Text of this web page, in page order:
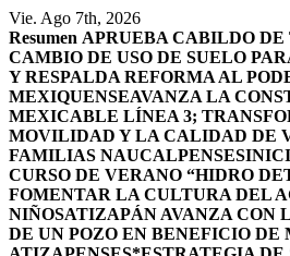
Saltar
al
contenido
Vie. Ago 7th, 2026
Resumen APRUEBA CABILDO
CAMBIO DE USO DE SUELO
Y RESPALDA REFORMA AL
MEXIQUENSEAVANZA LA
MEXICABLE LÍNEA 3;
MOVILIDAD Y LA CALIDAD DE
FAMILIAS NAUCALPENSES
CURSO DE VERANO “HIDRO
FOMENTAR LA CULTURA DEL
NIÑOSATIZAPÁN AVANZA CON
DE UN POZO EN BENEFICIO DE